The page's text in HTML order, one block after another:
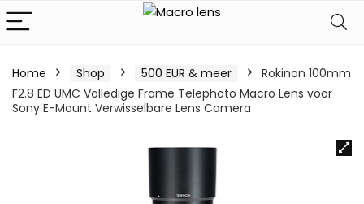
Home Shop 500 EUR & meer
Rokinon 100mm
F2.8 ED UMC Volledige Frame Telephoto Macro Lens voor
Sony E-Mount Verwisselbare Lens Camera